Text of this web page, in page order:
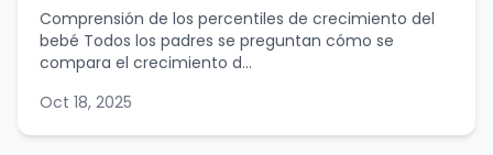
Comprensión de los percentiles de crecimiento del
bebé Todos los padres se preguntan cómo se
compara el crecimiento d...
Oct 18, 2025